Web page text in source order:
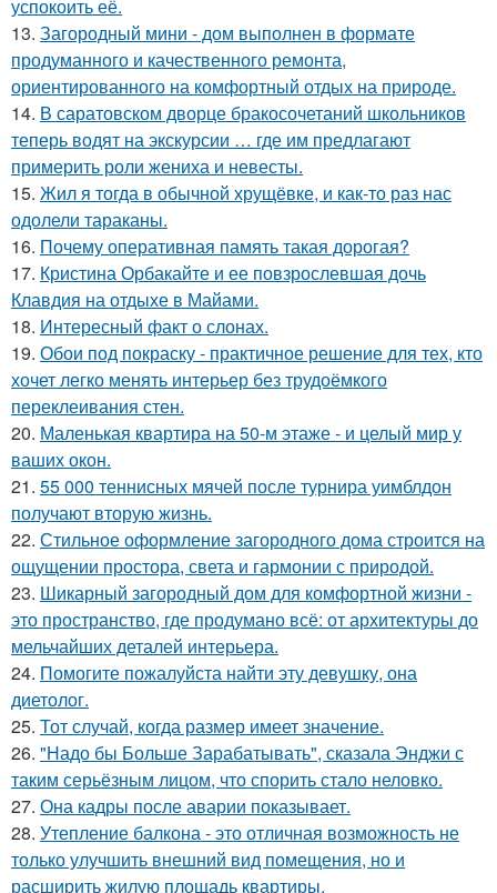
успокоить её.
13. Загородный мини - дом выполнен в формате
продуманного и качественного ремонта,
ориентированного на комфортный отдых на природе.
14. В саратовском дворце бракосочетаний школьников
теперь водят на экскурсии … где им предлагают
примерить роли жениха и невесты.
15. Жил я тогда в обычной хрущёвке, и как-то раз нас
одолели тараканы.
16. Почему оперативная память такая дорогая?
17. Кристина Орбакайте и ее повзрослевшая дочь
Клавдия на отдыхе в Майами.
18. Интересный факт о слонах.
19. Обои под покраску - практичное решение для тех, кто
хочет легко менять интерьер без трудоёмкого
переклеивания стен.
20. Маленькая квартира на 50-м этаже - и целый мир у
ваших окон.
21. 55 000 теннисных мячей после турнира уимблдон
получают вторую жизнь.
22. Стильное оформление загородного дома строится на
ощущении простора, света и гармонии с природой.
23. Шикарный загородный дом для комфортной жизни -
это пространство, где продумано всё: от архитектуры до
мельчайших деталей интерьера.
24. Помогите пожалуйста найти эту девушку, она
диетолог.
25. Тот случай, когда размер имеет значение.
26. "Надо бы Больше Зарабатывать", сказала Энджи с
таким серьёзным лицом, что спорить стало неловко.
27. Она кадры после аварии показывает.
28. Утепление балкона - это отличная возможность не
только улучшить внешний вид помещения, но и
расширить жилую площадь квартиры.